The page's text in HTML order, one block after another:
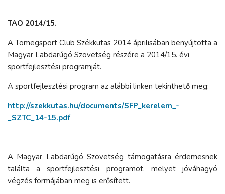
TAO 2014/15.
A Tömegsport Club Székkutas 2014 áprilisában benyújtotta a
Magyar Labdarúgó Szövetség részére a 2014/15. évi
sportfejlesztési programját.
A sportfejlesztési program az alábbi linken tekinthető meg:
http://szekkutas.hu/documents/SFP_kerelem_-
_SZTC_14-15.pdf
A Magyar Labdarúgó Szövetség támogatásra érdemesnek
találta a sportfejlesztési programot, melyet jóváhagyó
végzés formájában meg is erősített.